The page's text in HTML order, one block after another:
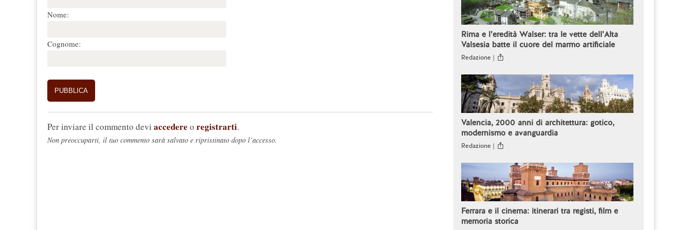
Nome:
Cognome:
Per inviare il commento devi accedere o registrarti.
Non preoccuparti, il tuo commento sarà salvato e ripristinato dopo l’accesso.
Rima e l’eredità Walser: tra le vette dell’Alta
Valsesia batte il cuore del marmo artificiale
Redazione |
Valencia, 2000 anni di architettura: gotico,
modernismo e avanguardia
Redazione |
Ferrara e il cinema: itinerari tra registi, film e
memoria storica